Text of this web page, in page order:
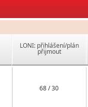
LONI: přihlášení/plán
přijmout
68 / 30